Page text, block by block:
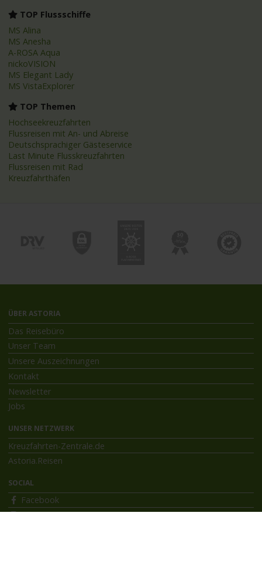
TOP Flussschiffe
MS Alina
MS Anesha
A-ROSA Aqua
nickoVISION
MS Elegant Lady
MS VistaExplorer
TOP Themen
Hochseekreuzfahrten
Flussreisen mit An- und Abreise
Deutschsprachiger Gästeservice
Last Minute Flusskreuzfahrten
Flussreisen mit Rad
Kreuzfahrthäfen
ÜBER ASTORIA
Das Reisebüro
Unser Team
Unsere Auszeichnungen
Kontakt
Newsletter
Jobs
UNSER NETZWERK
Kreuzfahrten-Zentrale.de
Astoria.Reisen
SOCIAL
Facebook
Instagram